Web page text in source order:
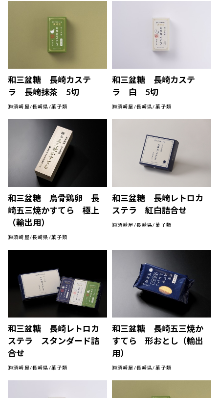
和三盆糖 長崎カステ
ラ 長崎抹茶 5切
㈱須崎屋/長崎県/菓子類
和三盆糖 長崎カステ
ラ 白 5切
㈱須崎屋/長崎県/菓子類
和三盆糖 烏骨鶏卵 長
崎五三焼かすてら 極上
（輸出用）
㈱須崎屋/長崎県/菓子類
和三盆糖 長崎レトロカ
ステラ 紅白詰合せ
㈱須崎屋/長崎県/菓子類
和三盆糖 長崎レトロカ
ステラ スタンダード詰
合せ
㈱須崎屋/長崎県/菓子類
和三盆糖 長崎五三焼か
すてら 形おとし（輸出
用）
㈱須崎屋/長崎県/菓子類